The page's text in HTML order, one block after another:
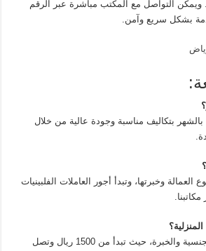
ويمكن التواصل مع المكتب مباشرة عبر الرقم
بشكل سريع وآمن.
بتكاليف مناسبة وجودة عالية من خلال
العمالة وخبرتها، وتبدأ أجور العاملات الفلبينيات
تختلف التكاليف حسب الجنسية والخبرة، حيث تبدأ من 1500 ريال وتصل